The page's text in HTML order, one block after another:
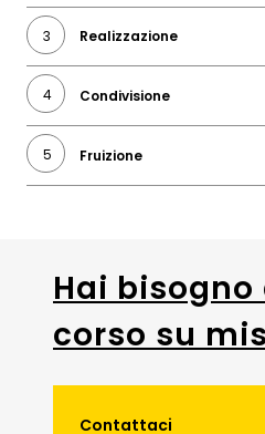
Realizzazione
Condivisione
Fruizione
Hai bisogno
corso su